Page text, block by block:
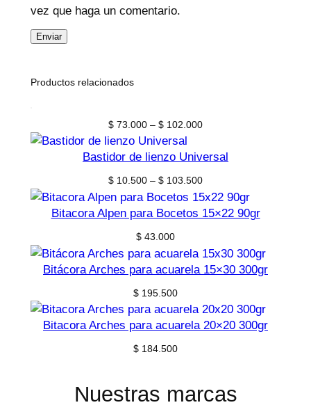
vez que haga un comentario.
Productos relacionados
$ 73.000 – $ 102.000Price
$ 73.000
$ 102.000
Bastidor de lienzo Universal
$ 10.500 – $ 103.500Price
range:
$ 10.500
Bitacora Alpen para Bocetos 15×22 90gr
$ 43.000
Bitácora Arches para acuarela 15×30 300gr
$ 195.500
Bitacora Arches para acuarela 20×20 300gr
$ 184.500
Nuestras marcas